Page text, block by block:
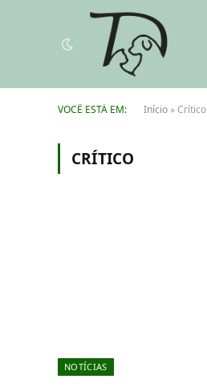
VOCÊ ESTÁ EM: Início »Crítico
CRÍTICO
NOTÍCIAS